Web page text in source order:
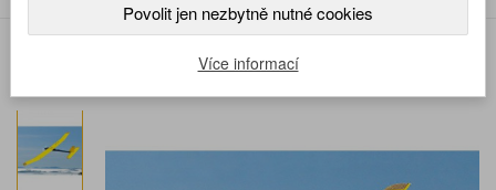
Povolit jen nezbytně nutné cookies
Více informací